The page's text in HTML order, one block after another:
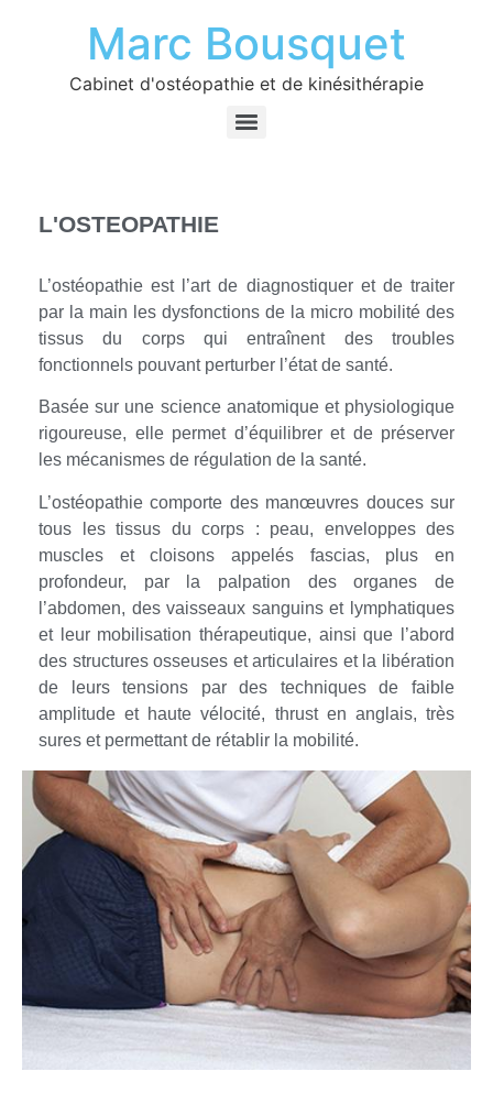
Marc Bousquet
Cabinet d'ostéopathie et de kinésithérapie
L'OSTEOPATHIE
L’ostéopathie est l’art de diagnostiquer et de traiter
par la main les dysfonctions de la micro mobilité des
tissus du corps qui entraînent des troubles
fonctionnels pouvant perturber l’état de santé.
Basée sur une science anatomique et physiologique
rigoureuse, elle permet d’équilibrer et de préserver
les mécanismes de régulation de la santé.
L’ostéopathie comporte des manœuvres douces sur
tous les tissus du corps : peau, enveloppes des
muscles et cloisons appelés fascias, plus en
profondeur, par la palpation des organes de
l’abdomen, des vaisseaux sanguins et lymphatiques
et leur mobilisation thérapeutique, ainsi que l’abord
des structures osseuses et articulaires et la libération
de leurs tensions par des techniques de faible
amplitude et haute vélocité, thrust en anglais, très
sures et permettant de rétablir la mobilité.